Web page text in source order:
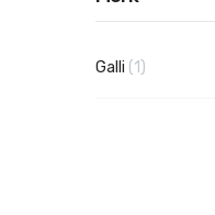
Galli 1product